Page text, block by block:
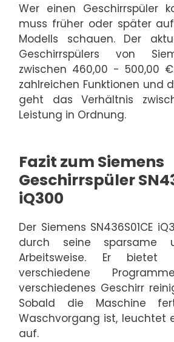
Wer einen Geschirrspüler
muss früher oder später
Modells schauen. Der
Geschirrspülers von
zwischen 460,00 - 500,00
zahlreichen Funktionen und
geht das Verhältnis
Leistung in Ordnung.
Fazit zum Siemens
Geschirrspüler
iQ300
Der Siemens SN436S01CE
durch seine sparsame
Arbeitsweise. Er bietet
verschiedene
verschiedenes Geschirr
Sobald die Maschine
Waschvorgang ist, leuchtet
auf.